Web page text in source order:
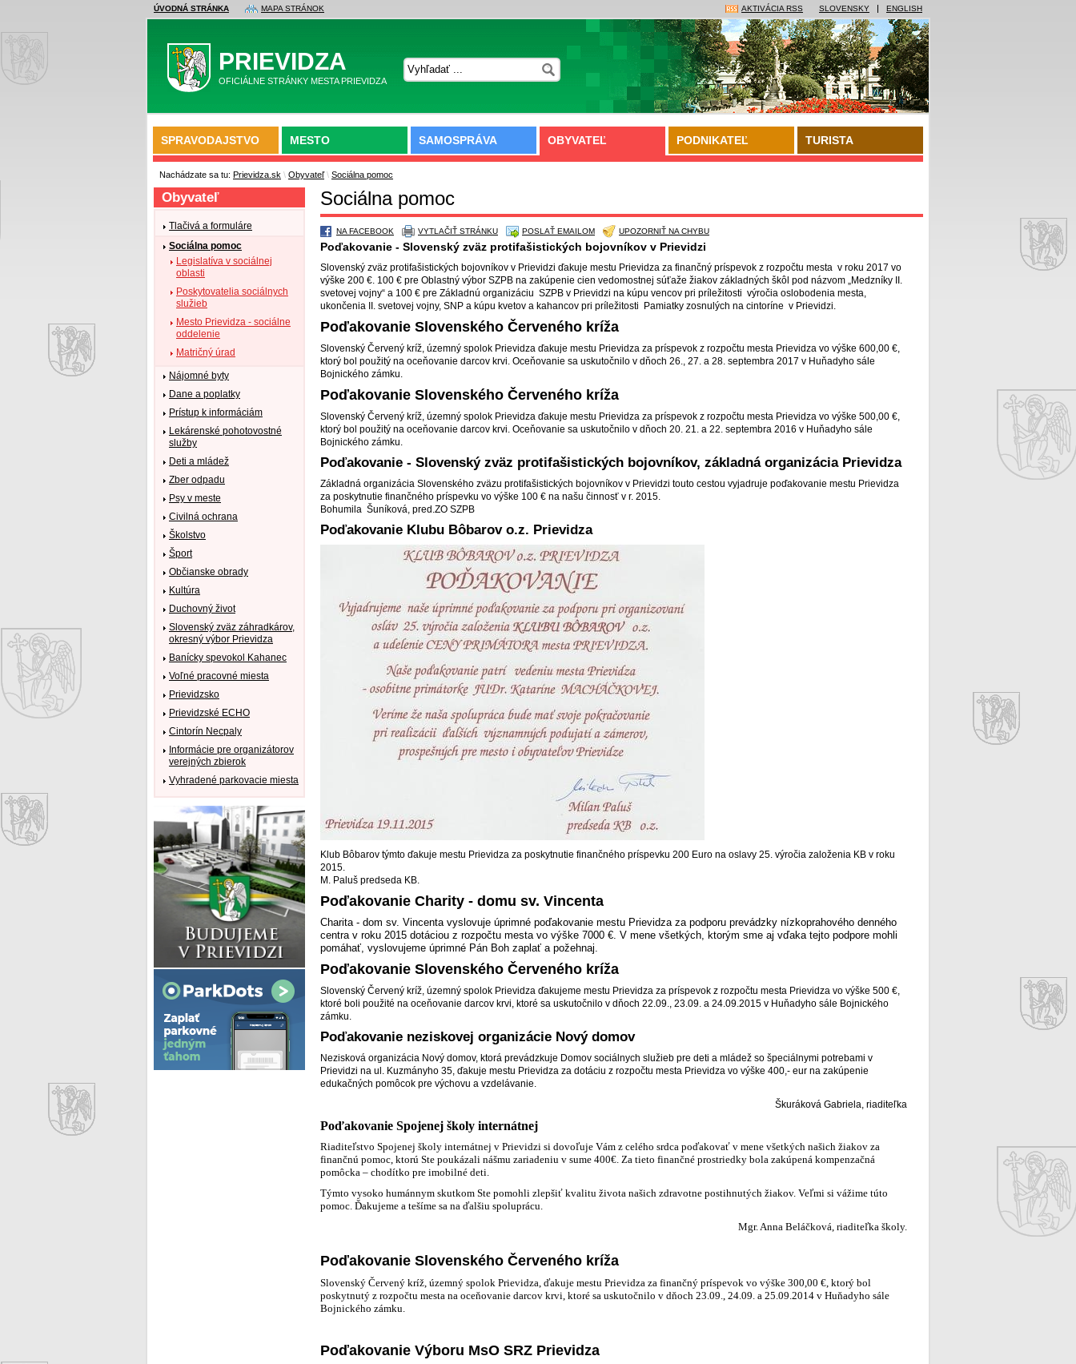
ÚVODNÁ STRÁNKA MAPA STRÁNOK SLOVENSKY ENGLISH
AKTIVÁCIA RSS
PRIEVIDZA
OFICIÁLNE STRÁNKY MESTA PRIEVIDZA
SPRAVODAJSTVO MESTO SAMOSPRÁVA OBYVATEĽ PODNIKATEĽ TURISTA
Nachádzate sa tu: Prievidza.sk \ Obyvateľ \ Sociálna pomoc
Sociálna pomoc
NA FACEBOOK VYTLAČIŤ STRÁNKU POSLAŤ EMAILOM UPOZORNIŤ NA CHYBU
Poďakovanie - Slovenský zväz protifašistických bojovníkov v Prievidzi
Slovenský zväz protifašistických bojovníkov v Prievidzi ďakuje mestu Prievidza za finančný príspevok z rozpočtu mesta v roku 2017 vo
výške 200 €. 100 € pre Oblastný výbor SZPB na zakúpenie cien vedomostnej súťaže žiakov základných škôl pod názvom „Medzníky II.
svetovej vojny“ a 100 € pre Základnú organizáciu SZPB v Prievidzi na kúpu vencov pri príležitosti výročia oslobodenia mesta,
ukončenia II. svetovej vojny, SNP a kúpu kvetov a kahancov pri príležitosti Pamiatky zosnulých na cintoríne v Prievidzi.
Poďakovanie Slovenského Červeného kríža
Slovenský Červený kríž, územný spolok Prievidza ďakuje mestu Prievidza za príspevok z rozpočtu mesta Prievidza vo výške 600,00 €,
ktorý bol použitý na oceňovanie darcov krvi. Oceňovanie sa uskutočnilo v dňoch 26., 27. a 28. septembra 2017 v Huňadyho sále
Bojnického zámku.
Poďakovanie Slovenského Červeného kríža
Slovenský Červený kríž, územný spolok Prievidza ďakuje mestu Prievidza za príspevok z rozpočtu mesta Prievidza vo výške 500,00 €,
ktorý bol použitý na oceňovanie darcov krvi. Oceňovanie sa uskutočnilo v dňoch 20. 21. a 22. septembra 2016 v Huňadyho sále
Bojnického zámku.
Poďakovanie - Slovenský zväz protifašistických bojovníkov, základná organizácia Prievidza
Základná organizácia Slovenského zväzu protifašistických bojovníkov v Prievidzi touto cestou vyjadruje poďakovanie mestu Prievidza
za poskytnutie finančného príspevku vo výške 100 € na našu činnosť v r. 2015.
Bohumila Šuníková, pred.ZO SZPB
Poďakovanie Klubu Bôbarov o.z. Prievidza
Klub Bôbarov týmto ďakuje mestu Prievidza za poskytnutie finančného príspevku 200 Euro na oslavy 25. výročia založenia KB v roku
2015.
M. Paluš predseda KB.
Poďakovanie Charity - domu sv. Vincenta
Charita - dom sv. Vincenta vyslovuje úprimné poďakovanie mestu Prievidza za podporu prevádzky nízkoprahového denného
centra v roku 2015 dotáciou z rozpočtu mesta vo výške 7000 €. V mene všetkých, ktorým sme aj vďaka tejto podpore mohli
pomáhať, vyslovujeme úprimné Pán Boh zaplať a požehnaj.
Poďakovanie Slovenského Červeného kríža
Slovenský Červený kríž, územný spolok Prievidza ďakujeme mestu Prievidza za príspevok z rozpočtu mesta Prievidza vo výške 500 €,
ktoré boli použité na oceňovanie darcov krvi, ktoré sa uskutočnilo v dňoch 22.09., 23.09. a 24.09.2015 v Huňadyho sále Bojnického
zámku.
Poďakovanie neziskovej organizácie Nový domov
Nezisková organizácia Nový domov, ktorá prevádzkuje Domov sociálnych služieb pre deti a mládež so špeciálnymi potrebami v
Prievidzi na ul. Kuzmányho 35, ďakuje mestu Prievidza za dotáciu z rozpočtu mesta Prievidza vo výške 400,- eur na zakúpenie
edukačných pomôcok pre výchovu a vzdelávanie.
Škuráková Gabriela, riaditeľka
Poďakovanie Spojenej školy internátnej
Riaditeľstvo Spojenej školy internátnej v Prievidzi si dovoľuje Vám z celého srdca poďakovať v mene všetkých našich žiakov za
finančnú pomoc, ktorú Ste poukázali nášmu zariadeniu v sume 400€. Za tieto finančné prostriedky bola zakúpená kompenzačná
pomôcka – chodítko pre imobilné deti.
Týmto vysoko humánnym skutkom Ste pomohli zlepšiť kvalitu života našich zdravotne postihnutých žiakov. Veľmi si vážime túto
pomoc. Ďakujeme a tešíme sa na ďalšiu spoluprácu.
Mgr. Anna Beláčková, riaditeľka školy.
Poďakovanie Slovenského Červeného kríža
Slovenský Červený kríž, územný spolok Prievidza, ďakuje mestu Prievidza za finančný príspevok vo výške 300,00 €, ktorý bol
poskytnutý z rozpočtu mesta na oceňovanie darcov krvi, ktoré sa uskutočnilo v dňoch 23.09., 24.09. a 25.09.2014 v Huňadyho sále
Bojnického zámku.
Poďakovanie Výboru MsO SRZ Prievidza
Obyvateľ
Tlačivá a formuláre
Sociálna pomoc
Legislatíva v sociálnej
oblasti
Poskytovatelia sociálnych
služieb
Mesto Prievidza - sociálne
oddelenie
Matričný úrad
Nájomné byty
Dane a poplatky
Prístup k informáciám
Lekárenské pohotovostné
služby
Deti a mládež
Zber odpadu
Psy v meste
Civilná ochrana
Školstvo
Šport
Občianske obrady
Kultúra
Duchovný život
Slovenský zväz záhradkárov,
okresný výbor Prievidza
Banícky spevokol Kahanec
Voľné pracovné miesta
Prievidzsko
Prievidzské ECHO
Cintorín Necpaly
Informácie pre organizátorov
verejných zbierok
Vyhradené parkovacie miesta